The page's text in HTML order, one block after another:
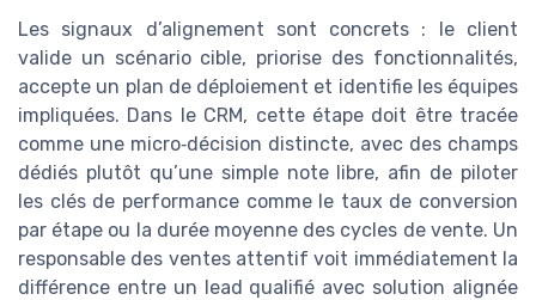
Les signaux d’alignement sont concrets : le client
valide un scénario cible, priorise des fonctionnalités,
accepte un plan de déploiement et identifie les équipes
impliquées. Dans le CRM, cette étape doit être tracée
comme une micro‑décision distincte, avec des champs
dédiés plutôt qu’une simple note libre, afin de piloter
les clés de performance comme le taux de conversion
par étape ou la durée moyenne des cycles de vente. Un
responsable des ventes attentif voit immédiatement la
différence entre un lead qualifié avec solution alignée